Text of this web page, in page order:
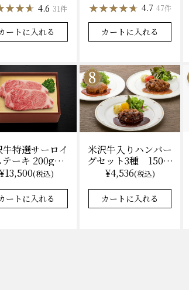
4.6 31件
ートに入れる
★★★★★
★★★★★ 4.7 47件
カートに入れる
特選サーロイ
テーキ 200g×2
（冷凍）送料無
料 化粧箱入
¥13,500(税込)
ートに入れる
米沢牛入りハンバー
グセット3種 150ｇ
各2 【凍】湯せん
調理 化粧箱入
¥4,536(税込)
カートに入れる